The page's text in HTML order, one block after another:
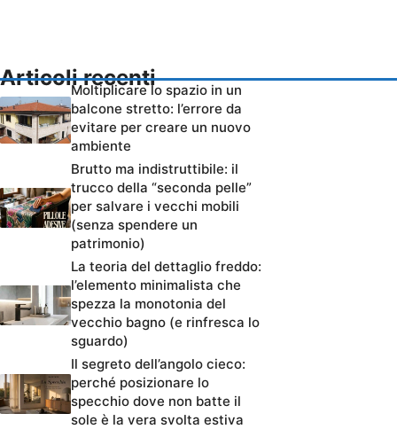
Articoli recenti
Moltiplicare lo spazio in un
balcone stretto: l’errore da
evitare per creare un nuovo
ambiente
Brutto ma indistruttibile: il
trucco della “seconda pelle”
per salvare i vecchi mobili
(senza spendere un
patrimonio)
La teoria del dettaglio freddo:
l’elemento minimalista che
spezza la monotonia del
vecchio bagno (e rinfresca lo
sguardo)
Il segreto dell’angolo cieco:
perché posizionare lo
specchio dove non batte il
sole è la vera svolta estiva